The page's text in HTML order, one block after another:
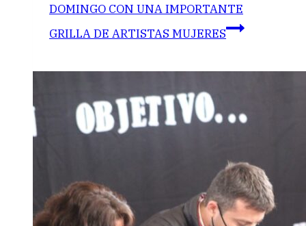
DOMINGO CON UNA IMPORTANTE
GRILLA DE ARTISTAS MUJERES